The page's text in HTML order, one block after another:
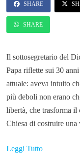
SHARE
SHARE
Il sottosegretario del
Papa riflette sui 30
attuale: aveva intuito
più deboli non erano
libertà, che trasforma
Chiesa di costruire una
Leggi Tutto